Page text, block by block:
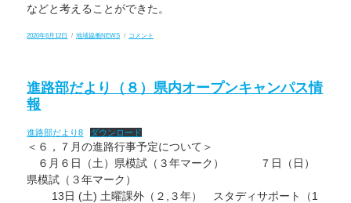
などと考えることができた。
投
2020年6月12日
カ
地域協働NEWS
「オ
Ｂ
Ａ
動
～
総
合
的
な
探
究
コメント
進路部だより（８）県内オープンキャンパス情
報
進路部だより8 ダウンロード
＜６，７月の進路行事予定について＞
６月６日（土）県模試（３年マーク） ７日（日）
県模試（３年マーク）
13日 (土) 土曜課外（２,３年） スタディサポート（1